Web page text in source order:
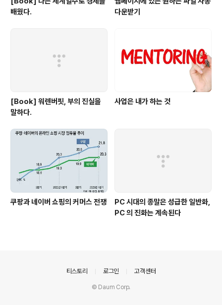
배웠다.
다운받기
[Book] 워렌버핏, 부의 진실을
말하다.
사업은 내가 하는 것
쿠팡과 네이버 쇼핑의 커머스 전쟁
PC 시대의 종말은 성급한 일반화,
PC 의 진화는 계속된다
티스토리 로그인 고객센터
© Daum Corp.